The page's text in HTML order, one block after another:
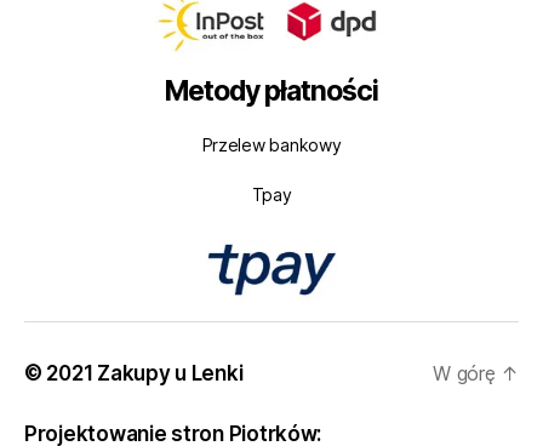
Metody płatności
Przelew bankowy
Tpay
© 2021 Zakupy u Lenki
Projektowanie stron Piotrków:
W górę ↑